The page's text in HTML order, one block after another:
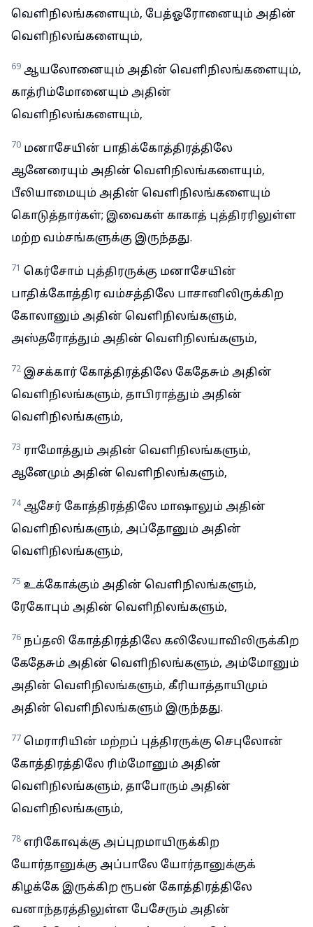
வெளிநிலங்களையும், பேத்ஓரோனையும் அதின்
வெளிநிலங்களையும்,
69 ஆயலோனையும் அதின் வெளிநிலங்களையும்,
காத்ரிம்மோனையும் அதின்
வெளிநிலங்களையும்,
70 மனாசேயின் பாதிக்கோத்திரத்திலே
ஆனேரையும் அதின் வெளிநிலங்களையும்,
பீலியாமையும் அதின் வெளிநிலங்களையும்
கொடுத்தார்கள்; இவைகள் காகாத் புத்திரரிலுள்ள
மற்ற வம்சங்களுக்கு இருந்தது.
71 கெர்சோம் புத்திரருக்கு மனாசேயின்
பாதிக்கோத்திர வம்சத்திலே பாசானிலிருக்கிற
கோலானும் அதின் வெளிநிலங்களும்,
அஸ்தரோத்தும் அதின் வெளிநிலங்களும்,
72 இசக்கார் கோத்திரத்திலே கேதேசும் அதின்
வெளிநிலங்களும், தாபிராத்தும் அதின்
வெளிநிலங்களும்,
73 ராமோத்தும் அதின் வெளிநிலங்களும்,
ஆனேமும் அதின் வெளிநிலங்களும்,
74 ஆசேர் கோத்திரத்திலே மாஷாலும் அதின்
வெளிநிலங்களும், அப்தோனும் அதின்
வெளிநிலங்களும்,
75 உக்கோக்கும் அதின் வெளிநிலங்களும்,
ரேகோபும் அதின் வெளிநிலங்களும்,
76 நப்தலி கோத்திரத்திலே கலிலேயாவிலிருக்கிற
கேதேசும் அதின் வெளிநிலங்களும், அம்மோனும்
அதின் வெளிநிலங்களும், கீரியாத்தாயிமும்
அதின் வெளிநிலங்களும் இருந்தது.
77 மெராரியின் மற்றப் புத்திரருக்கு செபுலோன்
கோத்திரத்திலே ரிம்மோனும் அதின்
வெளிநிலங்களும், தாபோரும் அதின்
வெளிநிலங்களும்,
78 எரிகோவுக்கு அப்புறமாயிருக்கிற
யோர்தானுக்கு அப்பாலே யோர்தானுக்குக்
கிழக்கே இருக்கிற ரூபன் கோத்திரத்திலே
வனாந்தரத்திலுள்ள பேசேரும் அதின்